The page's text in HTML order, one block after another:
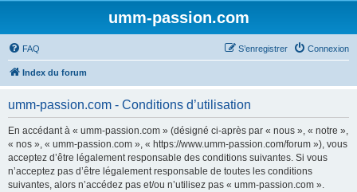
umm-passion.com
FAQ Connexion
S’enregistrer
Index du forum
umm-passion.com - Conditions d’utilisation
En accédant à « umm-passion.com » (désigné ci-après par « nous », « notre »,
« nos », « umm-passion.com », « https://www.umm-passion.com/forum »), vous
acceptez d’être légalement responsable des conditions suivantes. Si vous
n’acceptez pas d’être légalement responsable de toutes les conditions
suivantes, alors n’accédez pas et/ou n’utilisez pas « umm-passion.com ».